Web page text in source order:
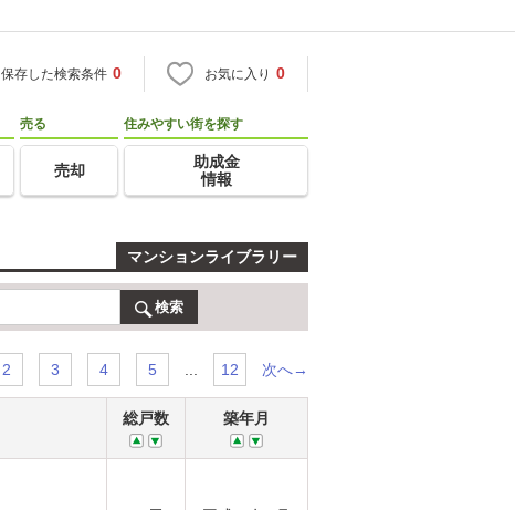
保存した検索条件 0 お気に入り 0
売る
売却
住みやすい街を探す
助成金
情報
マンションライブラリー
検索
2 3 4 5 12 次へ→
総戸数 築年月